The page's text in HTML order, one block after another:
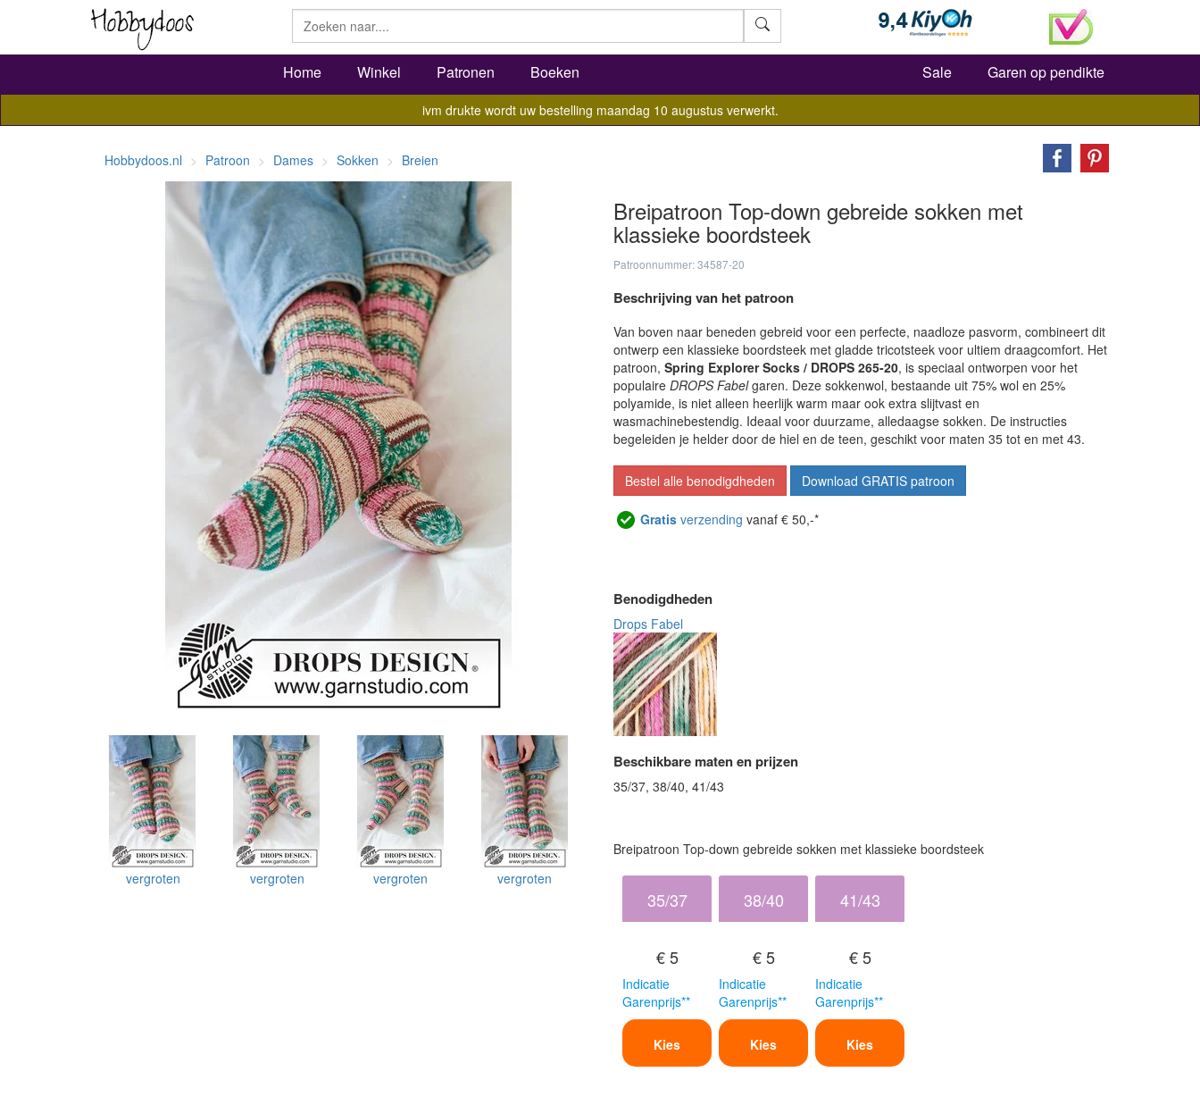
Zoeken
Home Winkel Patronen Boeken Sale Garen op pendikte
ivm drukte wordt uw bestelling maandag 10 augustus verwerkt.
Hobbydoos.nl Patroon Dames Sokken Breien
vergroten vergroten vergroten vergroten
Breipatroon Top-down gebreide sokken met
klassieke boordsteek
Patroonnummer: 34587-20
Beschrijving van het patroon
Van boven naar beneden gebreid voor een perfecte, naadloze pasvorm, combineert dit
ontwerp een klassieke boordsteek met gladde tricotsteek voor ultiem draagcomfort. Het
patroon, Spring Explorer Socks / DROPS 265-20, is speciaal ontworpen voor het
populaire DROPS Fabelgaren. Deze sokkenwol, bestaande uit 75% wol en 25%
polyamide, is niet alleen heerlijk warm maar ook extra slijtvast en
wasmachinebestendig. Ideaal voor duurzame, alledaagse sokken. De instructies
begeleiden je helder door de hiel en de teen, geschikt voor maten 35 tot en met 43.
Bestel alle benodigdheden Download GRATIS patroon
Gratis verzending vanaf € 50,-*
Benodigdheden
Drops Fabel
Beschikbare maten en prijzen
35/37, 38/40, 41/43
Breipatroon Top-down gebreide sokken met klassieke boordsteek
35/37
€ 5
Indicatie
Garenprijs**
Kies
38/40
€ 5
Indicatie
Garenprijs**
Kies
41/43
€ 5
Indicatie
Garenprijs**
Kies